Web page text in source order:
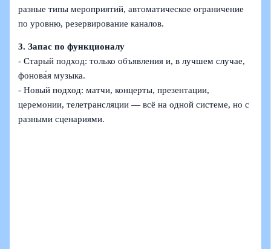
разные типы мероприятий, автоматическое ограничение
по уровню, резервирование каналов.
3. Запас по функционалу
- Старый подход: только объявления и, в лучшем случае,
фонова́я музыка.
- Новый подход: матчи, концерты, презентации,
церемонии, телетрансляции — всё на одной системе, но с
разными сценариями.